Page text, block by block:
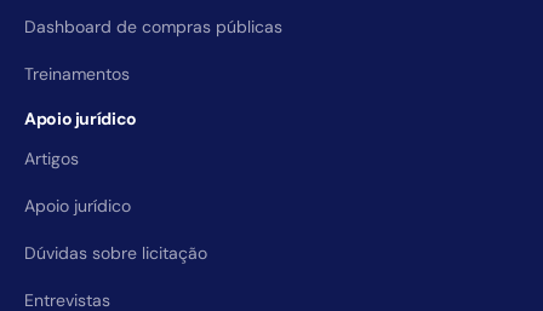
Dashboard de compras públicas
Treinamentos
Apoio jurídico
Artigos
Apoio jurídico
Dúvidas sobre licitação
Entrevistas